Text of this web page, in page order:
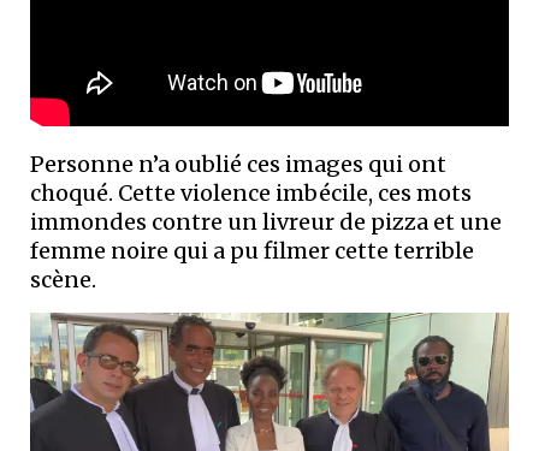
Personne n’a oublié ces images qui ont
choqué. Cette violence imbécile, ces mots
immondes contre un livreur de pizza et une
femme noire qui a pu filmer cette terrible
scène.